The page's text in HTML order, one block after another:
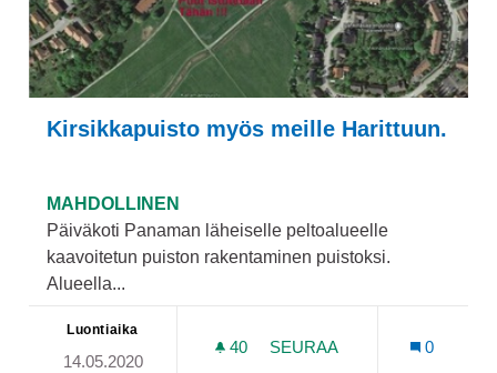
Kirsikkapuisto myös meille Harittuun.
MAHDOLLINEN
Päiväkoti Panaman läheiselle peltoalueelle
kaavoitetun puiston rakentaminen puistoksi.
Alueella...
Luontiaika
14.05.2020
40 40 SEURAAJAA
SEURAA
0